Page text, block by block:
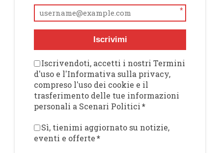
*
Iscrivimi
Iscrivendoti, accetti i nostri Termini
d'uso e l'Informativa sulla privacy,
compreso l'uso dei cookie e il
trasferimento delle tue informazioni
personali a Scenari Politici*
Sì, tienimi aggiornato su notizie,
eventi e offerte*